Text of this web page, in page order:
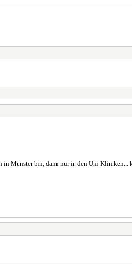
in Münster bin, dann nur in den Uni-Kliniken...